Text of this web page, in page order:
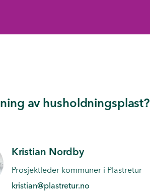
av husholdningsplast?
Kristian Nordby
Prosjektleder kommuner i Plastretur
kristian@plastretur.no